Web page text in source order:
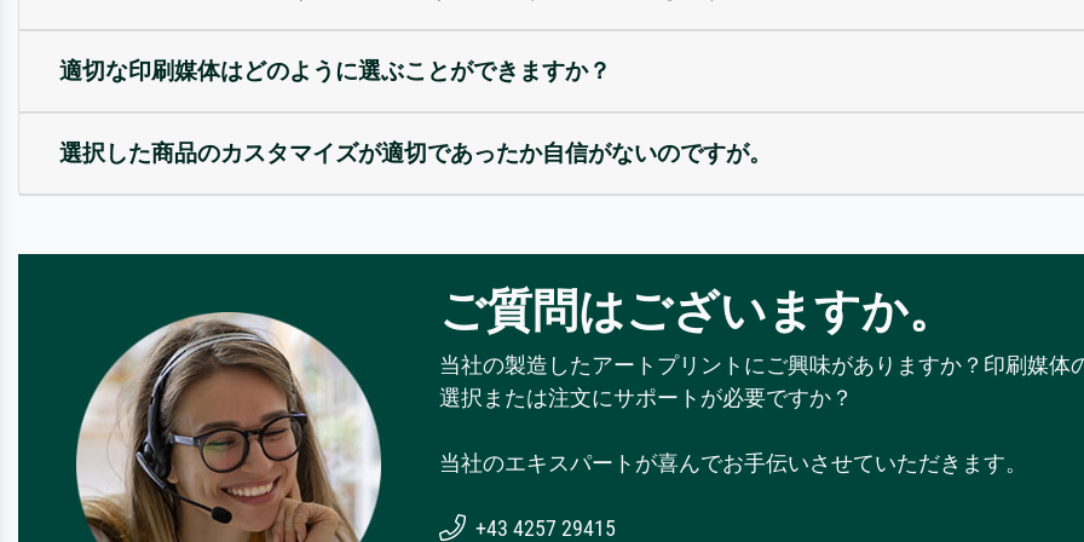
適切な印刷媒体はどのように選ぶことができますか？
選択した商品のカスタマイズが適切であったか自信がないのですが。
ご質問はございますか。
当社の製造したアートプリントにご興味がありますか？印刷媒体
選択または注文にサポートが必要ですか？
当社のエキスパートが喜んでお手伝いさせていただきます。
+43 4257 29415